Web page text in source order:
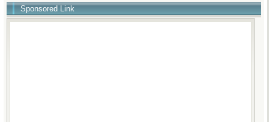
Sponsored Link